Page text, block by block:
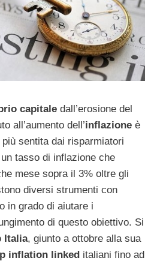
capitale dall’erosione del
all’aumento dell’inflazione è
sentita dai risparmiatori
tasso di inflazione che
mese sopra il 3% oltre gli
diversi strumenti con
in grado di aiutare i
di questo obiettivo. Si
Italia, giunto a ottobre alla sua
inflation linked italiani fino ad